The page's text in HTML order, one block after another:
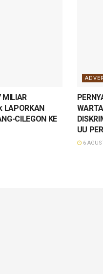
MILIAR
LAPORKAN
CILEGON KE
UU
6